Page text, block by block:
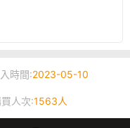
時間:2023-05-10
人次:1563人